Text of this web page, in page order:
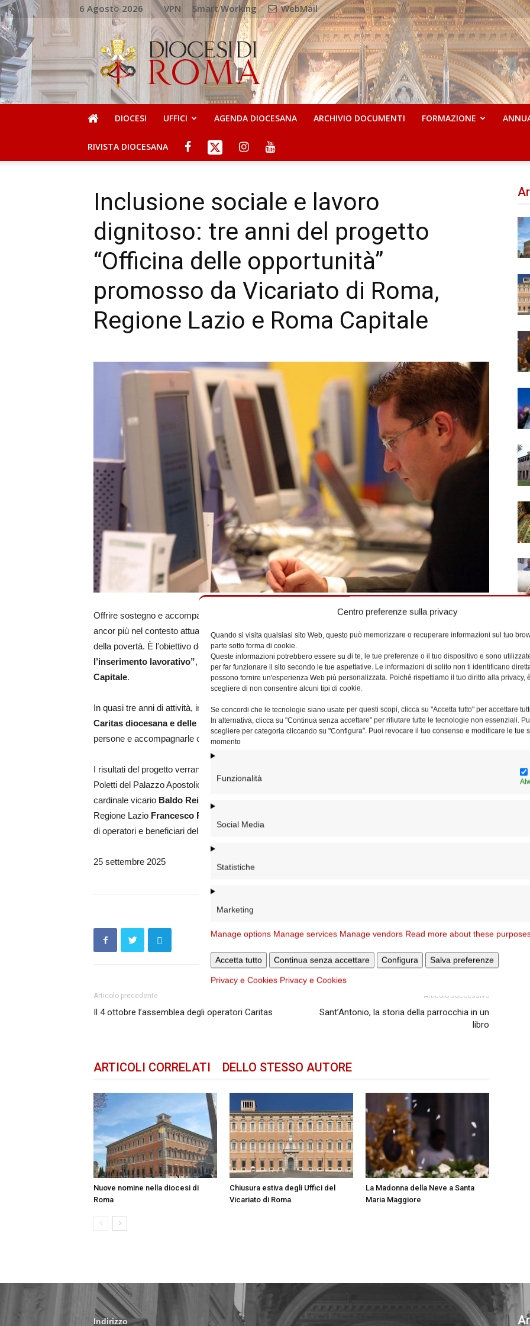
Centro preferenze sulla privacy
Quando si visita qualsiasi sito Web, questo può memorizzare o recuperare informazioni sul tuo
parte sotto forma di cookie.
Queste informazioni potrebbero essere su di te, le tue preferenze o il tuo dispositivo e sono
per far funzionare il sito secondo le tue aspettative. Le informazioni di solito non ti identificano
possono fornire un'esperienza Web più personalizzata. Poiché rispettiamo il tuo diritto alla privacy,
scegliere di non consentire alcuni tipi di cookie.
Se concordi che le tecnologie siano usate per questi scopi, clicca su "Accetta tutto" per accettare
In alternativa, clicca su "Continua senza accettare" per rifiutare tutte le tecnologie non essenziali.
scegliere per categoria cliccando su "Configura". Puoi revocare il tuo consenso e modificare le tue
momento
Funzionalità
Social Media
Statistiche
Marketing
Manage options Manage services Manage vendors Read more about these
Accetta tutto Continua senza accettare Configura Salva preferenze
Privacy e Cookies Privacy e Cookies
6 Agosto 2026 VPN Smart Working WebMail
DIOCESI
DI
ROMA
DIOCESI UFFICI AGENDA DIOCESANA ARCHIVIO DOCUMENTI FORMAZIONE
RIVISTA DIOCESANA
Inclusione sociale e lavoro
dignitoso: tre anni del progetto
“Officina delle opportunità”
promosso da Vicariato di Roma,
Regione Lazio e Roma Capitale
Offrire sostegno e accompagnamento socio-lavorativo ai soggetti economicamente più vulnerabili,
ancor più nel contesto attuale in cui le persone fragili rischiano di rimanere intrappolate nella spirale
della povertà. È l’obiettivo del progetto“Officina delle Opportunità per l’orientamento e
l’inserimento lavorativo”, promosso nel 2023 dalVicariato di Roma, laRegione LazioeRoma
Capitale.
In quasi tre anni di attività, in prossimità del termine della prima fase del progetto,l’attività della
Caritas diocesana e delle parrocchie romaneha consentito di prendere in carico circa 2 mila
persone e accompagnarle con percorsi specifici.
I risultati del progetto verranno presentati il prossimo 1° ottobre, alle ore 10, nella Sala Cardinale Ugo
Poletti del Palazzo Apostolico Lateranense (piazza San Giovanni in Laterano, 6/A). Saranno presenti il
cardinale vicario Baldo Reina
Regione Lazio Francesco Rocca
di operatori e beneficiari del progetto e verrà distribuita una scheda socio-statistica delle attività svolte.
25 settembre 2025
Articolo precedente
Il 4 ottobre l’assemblea degli operatori Caritas
Articolo successivo
Sant’Antonio, la storia della parrocchia in un
libro
ARTICOLI CORRELATI DELLO STESSO AUTORE
Nuove nomine nella diocesi di
Roma
Chiusura estiva degli Uffici del
Vicariato di Roma
La Madonna della Neve a Santa
Maria Maggiore
Indirizzo